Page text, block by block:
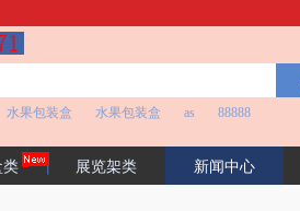
水果包装盒 水果包装盒 as 88888
类 展览架类 新闻中心